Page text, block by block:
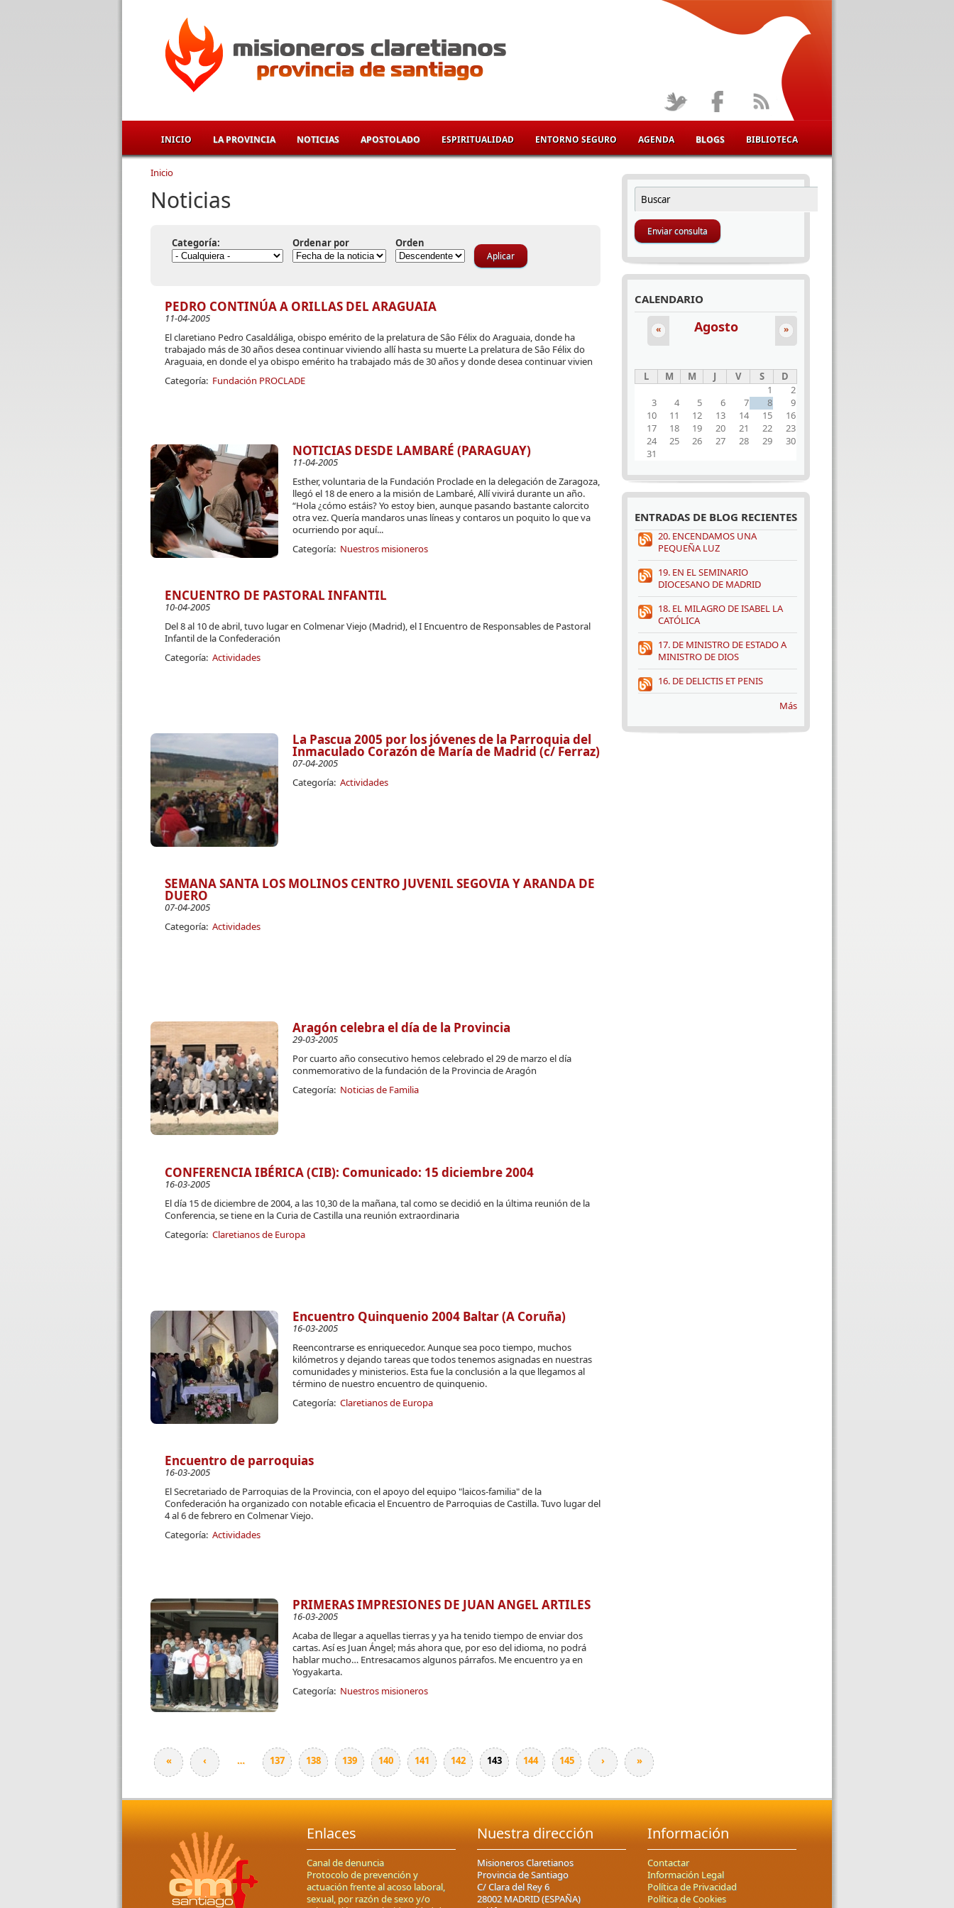
INICIO LA PROVINCIA NOTICIAS APOSTOLADO ESPIRITUALIDAD ENTORNO SEGURO AGENDA BLOGS BIBLIOTECA
Se encuentra usted aquí
Inicio
Noticias
Categoría: Ordenar por Orden
PEDRO CONTINÚA A ORILLAS DEL ARAGUAIA
11-04-2005
El claretiano Pedro Casaldáliga, obispo emérito de la prelatura de Sâo Félix do Araguaia, donde ha
trabajado más de 30 años desea continuar viviendo allí hasta su muerte La prelatura de Sâo Félix do
Araguaia, en donde el ya obispo emérito ha trabajado más de 30 años y donde desea continuar vivien
Categoría: Fundación PROCLADE
NOTICIAS DESDE LAMBARÉ (PARAGUAY)
11-04-2005
Esther, voluntaria de la Fundación Proclade en la delegación de Zaragoza,
llegó el 18 de enero a la misión de Lambaré, Allí vivirá durante un año.
“Hola ¿cómo estáis? Yo estoy bien, aunque pasando bastante calorcito
otra vez. Quería mandaros unas líneas y contaros un poquito lo que va
ocurriendo por aquí...
Categoría: Nuestros misioneros
ENCUENTRO DE PASTORAL INFANTIL
10-04-2005
Del 8 al 10 de abril, tuvo lugar en Colmenar Viejo (Madrid), el I Encuentro de Responsables de Pastoral
Infantil de la Confederación
Categoría: Actividades
La Pascua 2005 por los jóvenes de la Parroquia del
Inmaculado Corazón de María de Madrid (c/ Ferraz)
07-04-2005
Categoría: Actividades
SEMANA SANTA LOS MOLINOS CENTRO JUVENIL SEGOVIA Y ARANDA DE
DUERO
07-04-2005
Categoría: Actividades
Aragón celebra el día de la Provincia
29-03-2005
Por cuarto año consecutivo hemos celebrado el 29 de marzo el día
conmemorativo de la fundación de la Provincia de Aragón
Categoría: Noticias de Familia
CONFERENCIA IBÉRICA (CIB): Comunicado: 15 diciembre 2004
16-03-2005
El día 15 de diciembre de 2004, a las 10,30 de la mañana, tal como se decidió en la última reunión de la
Conferencia, se tiene en la Curia de Castilla una reunión extraordinaria
Categoría: Claretianos de Europa
Encuentro Quinquenio 2004 Baltar (A Coruña)
16-03-2005
Reencontrarse es enriquecedor. Aunque sea poco tiempo, muchos
kilómetros y dejando tareas que todos tenemos asignadas en nuestras
comunidades y ministerios. Esta fue la conclusión a la que llegamos al
término de nuestro encuentro de quinquenio.
Categoría: Claretianos de Europa
Encuentro de parroquias
16-03-2005
El Secretariado de Parroquias de la Provincia, con el apoyo del equipo "laicos-familia" de la
Confederación ha organizado con notable eficacia el Encuentro de Parroquias de Castilla. Tuvo lugar del
4 al 6 de febrero en Colmenar Viejo.
Categoría: Actividades
PRIMERAS IMPRESIONES DE JUAN ANGEL ARTILES
16-03-2005
Acaba de llegar a aquellas tierras y ya ha tenido tiempo de enviar dos
cartas. Así es Juan Ángel; más ahora que, por eso del idioma, no podrá
hablar mucho… Entresacamos algunos párrafos. Me encuentro ya en
Yogyakarta.
Categoría: Nuestros misioneros
Páginas
« ‹ … 137 138 139 140 141 142 143 144 145 › »
FORMULARIO DE BÚSQUEDA
Buscar
CALENDARIO
Agosto
« »
L M M J V S
D
1
2
3
4 5 6 7 8
9
10
11 12 13 14 15
16
17
18 19 20 21 22
23
24
25 26 27 28 29
30
31
ENTRADAS DE BLOG RECIENTES
20. ENCENDAMOS UNA
PEQUEÑA LUZ
19. EN EL SEMINARIO
DIOCESANO DE MADRID
18. EL MILAGRO DE ISABEL LA
CATÓLICA
17. DE MINISTRO DE ESTADO A
MINISTRO DE DIOS
16. DE DELICTIS ET PENIS
Más
Enlaces
Canal de denuncia
Protocolo de prevención y
actuación frente al acoso laboral,
sexual, por razón de sexo y/o
Nuestra dirección
Misioneros Claretianos
Provincia de Santiago
C/ Clara del Rey 6
28002 MADRID (ESPAÑA)
Información
Contactar
Información Legal
Política de Privacidad
Política de Cookies